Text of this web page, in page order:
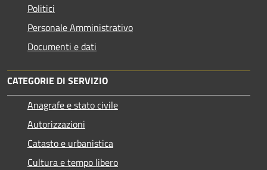
Politici
Personale Amministrativo
Documenti e dati
CATEGORIE DI SERVIZIO
Anagrafe e stato civile
Autorizzazioni
Catasto e urbanistica
Cultura e tempo libero